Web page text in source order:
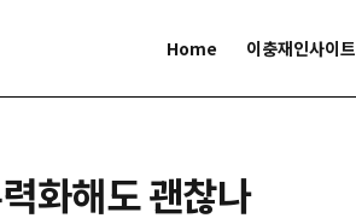
Home 이충재인사이트
화해도 괜찮나